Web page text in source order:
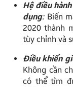
Hệ điều
dụng:Biến
2020 thành
tùy chỉnh và
Điều khiển
Không cần
có thể tìm